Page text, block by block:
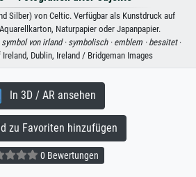
Silber) von Celtic. Verfügbar als Kunstdruck auf
Naturpapier oder Japanpapier.
symbol von irland · symbolisch · emblem · besaitet·
Dublin, Ireland / Bridgeman Images
In 3D / AR ansehen
Favoriten hinzufügen
0 Bewertungen